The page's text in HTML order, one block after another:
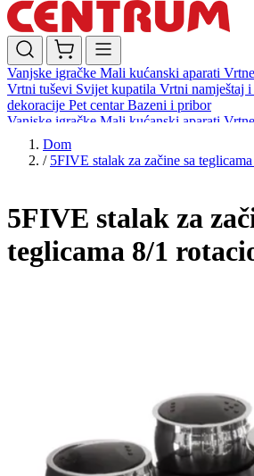
Vanjske igračke Mali kućanski aparati
Vrtni tuševi Svijet kupatila Vrtni namještaj i
dekoracije Pet centarBazeni i pribor
Vanjske igračke Mali kućanski aparati
Vrtni tuševi
dekoracijePet centar Bazeni i pribor
Dom
/ 5FIVE stalak za začine sa
5FIVE stalak za
teglicama 8/1